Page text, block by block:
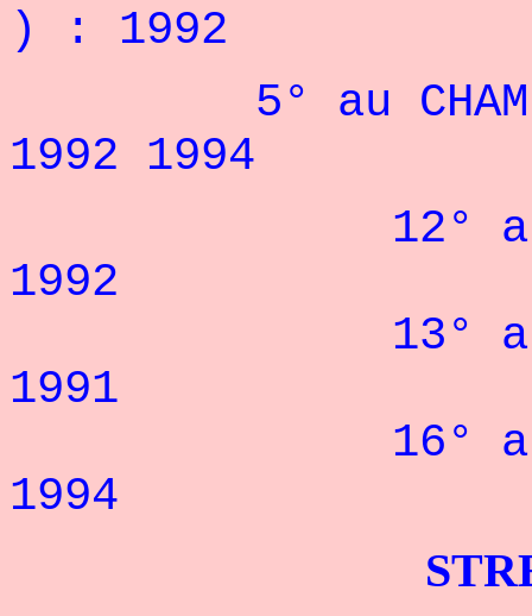
) : 1992
5° au
1992 1994
12° au
1992
13° au
1991
16° au
1994
STRENGHT